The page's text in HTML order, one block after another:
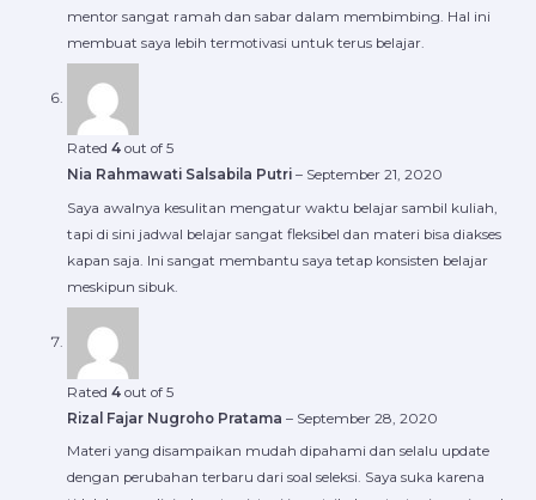
mentor sangat ramah dan sabar dalam membimbing. Hal ini
membuat saya lebih termotivasi untuk terus belajar.
Rated 4out of 5
Nia Rahmawati Salsabila Putri – September 21, 2020
Saya awalnya kesulitan mengatur waktu belajar sambil kuliah,
tapi di sini jadwal belajar sangat fleksibel dan materi bisa diakses
kapan saja. Ini sangat membantu saya tetap konsisten belajar
meskipun sibuk.
Rated 4out of 5
Rizal Fajar Nugroho Pratama – September 28, 2020
Materi yang disampaikan mudah dipahami dan selalu update
dengan perubahan terbaru dari soal seleksi. Saya suka karena